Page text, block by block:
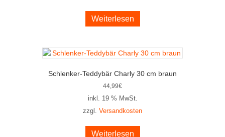
Weiterlesen
Schlenker-Teddybär Charly 30 cm braun
44,99€
inkl. 19 % MwSt.
zzgl. Versandkosten
Weiterlesen